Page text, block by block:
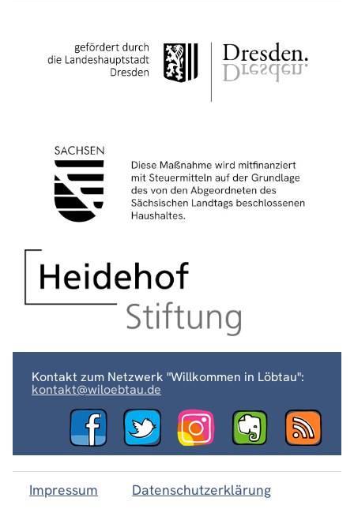
Kontakt zum Netzwerk "Willkommen in Löbtau":
kontakt@wiloebtau.de
Impressum
Datenschutzerklärung